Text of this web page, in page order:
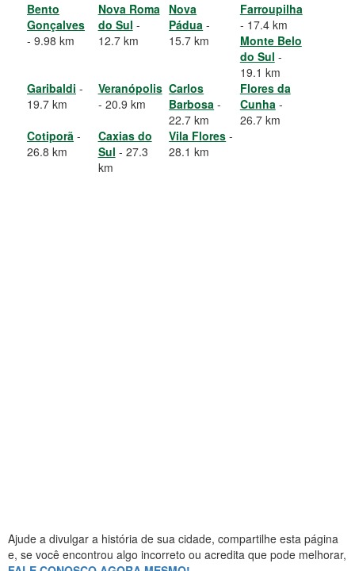
Bento
Gonçalves
- 9.98 km
Nova Roma
do Sul -
12.7 km
Nova
Pádua -
15.7 km
Farroupilha
- 17.4 km
Monte Belo
do Sul -
19.1 km
Garibaldi -
19.7 km
Veranópolis
- 20.9 km
Carlos
Barbosa -
22.7 km
Flores da
Cunha-
26.7 km
Cotiporã -
26.8 km
Caxias do
Sul - 27.3
km
Vila Flores -
28.1 km
Ajude a divulgar a história de sua cidade, compartilhe esta página
e, se você encontrou algo incorreto ou acredita que pode melhorar,